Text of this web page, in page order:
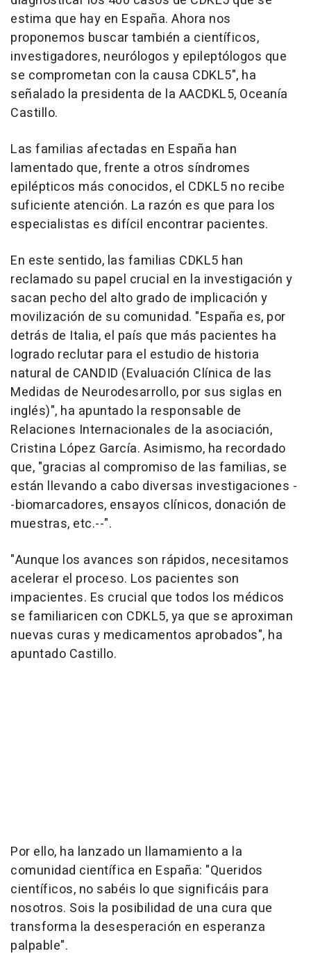
estima que hay en España. Ahora nos
proponemos buscar también a científicos,
investigadores, neurólogos y epileptólogos que
se comprometan con la causa CDKL5", ha
señalado la presidenta de la AACDKL5, Oceanía
Castillo.
Las familias afectadas en España han
lamentado que, frente a otros síndromes
epilépticos más conocidos, el CDKL5 no recibe
suficiente atención. La razón es que para los
especialistas es difícil encontrar pacientes.
En este sentido, las familias CDKL5 han
reclamado su papel crucial en la investigación y
sacan pecho del alto grado de implicación y
movilización de su comunidad. "España es, por
detrás de Italia, el país que más pacientes ha
logrado reclutar para el estudio de historia
natural de CANDID (Evaluación Clínica de las
Medidas de Neurodesarrollo, por sus siglas en
inglés)", ha apuntado la responsable de
Relaciones Internacionales de la asociación,
Cristina López García. Asimismo, ha recordado
que, "gracias al compromiso de las familias, se
están llevando a cabo diversas investigaciones -
-biomarcadores, ensayos clínicos, donación de
muestras, etc.--".
"Aunque los avances son rápidos, necesitamos
acelerar el proceso. Los pacientes son
impacientes. Es crucial que todos los médicos
se familiaricen con CDKL5, ya que se aproximan
nuevas curas y medicamentos aprobados", ha
apuntado Castillo.
Por ello, ha lanzado un llamamiento a la
comunidad científica en España: "Queridos
científicos, no sabéis lo que significáis para
nosotros. Sois la posibilidad de una cura que
transforma la desesperación en esperanza
palpable".